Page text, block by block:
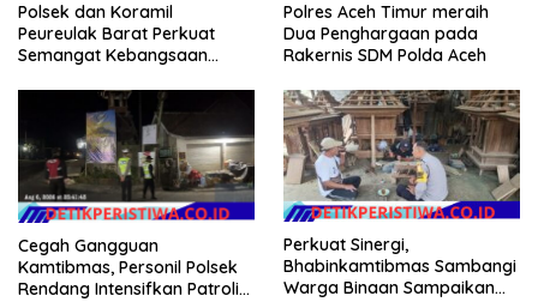
Polsek dan Koramil
Peureulak Barat Perkuat
Semangat Kebangsaan
Merah Putih
Polres Aceh Timur meraih
Dua Penghargaan pada
Rakernis SDM Polda Aceh
Cegah Gangguan
Kamtibmas, Personil Polsek
Rendang Intensifkan Patroli
Perkuat Sinergi,
Bhabinkamtibmas Sambangi
Warga Binaan Sampaikan